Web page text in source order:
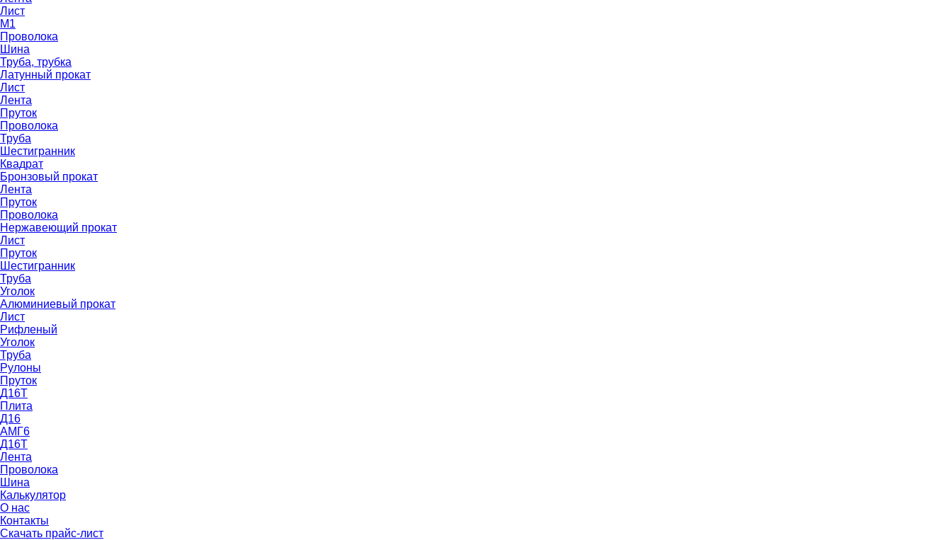
Лист
М1
Проволока
Шина
Труба, трубка
Латунный прокат
Лист
Лента
Пруток
Проволока
Труба
Шестигранник
Квадрат
Бронзовый прокат
Лента
Пруток
Проволока
Нержавеющий прокат
Лист
Пруток
Шестигранник
Труба
Уголок
Алюминиевый прокат
Лист
Рифленый
Уголок
Труба
Рулоны
Пруток
Д16Т
Плита
Д16
АМГ6
Д16Т
Лента
Проволока
Шина
Калькулятор
О нас
Контакты
Скачать прайс-лист